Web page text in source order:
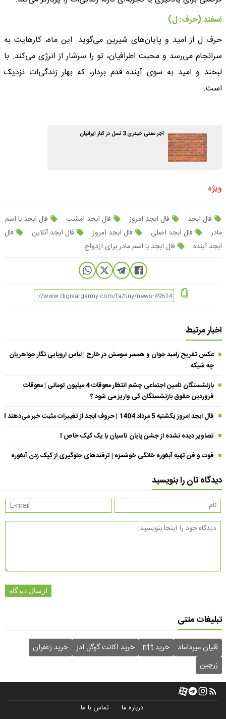
اسفند (حرف: ل)
حرف ل از امید و پایان‌های شیرین می‌گوید. این ماه، کارهایت به
سرانجام می‌رسد و محبت اطرافیان، تو را سرشار از انرژی می‌کند. با
لبخند و امید به سوی آینده قدم بردار، که بهار زندگی‌ات نزدیک
است.
آجر سنتی حیدری 3 نسل در کنار ایرانیان
ویژه
فال ابجد فال ابجد امروز فال ابجد امشب
فال ابجد با اسم
مادر
فال ابجد اصلی فال ابجد امروز فال ابجد آنلاین
فال
ابجد آینده
فال ابجد با اسم مادر برای ازدواج
اخبار مرتبط
عکس تفریح رامبد جوان و همسر سومش در خارج | لباس اروپایی نگار جواهریان
چه شیکه
بازنشستگان تامین اجتماعی چشم انتظار معوقات 4 میلیون تومانی | معوقات
فروردین حقوق بازنشستگان کی واریز می شود ؟
فال ابجد امروز یکشنبه 5 مرداد 1404 | حروف ابجد از تغییرات مثبت خبر می‌دهند !
تصاویر دیده نشده از جشن پایان تاسیان با یک کیک خاص !
فوت و فن تهیه آبغوره خانگی خوشمزه | ترفندهای جلوگیری از کپک زدن آبغوره
دیدگاه تان را بنویسید
ارسال دیدگاه
تبلیغات متنی
قلیان میرداماد خرید nft خرید اکانت گوگل ادز
خرید زعفران
زرچین
درباره ما
تماس با ما